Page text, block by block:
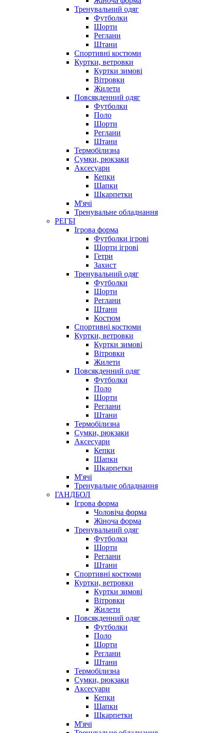
Тренувальний одяг
Футболки
Шорти
Реглани
Штани
Спортивні костюми
Куртки, ветровки
Куртки зимові
Вітровки
Жилети
Повсякденний одяг
Футболки
Поло
Шорти
Реглани
Штани
Термобілизна
Сумки, рюкзаки
Аксесуари
Кепки
Шапки
Шкарпетки
М'ячі
Тренувальне обладнання
РЕГБІ
Ігрова форма
Футболки ігрові
Шорти ігрові
Гетри
Захист
Тренувальний одяг
Футболки
Шорти
Реглани
Штани
Костюм
Спортивні костюми
Куртки, ветровки
Куртки зимові
Вітровки
Жилети
Повсякденний одяг
Футболки
Поло
Шорти
Реглани
Штани
Термобілизна
Сумки, рюкзаки
Аксесуари
Кепки
Шапки
Шкарпетки
М'ячі
Тренувальне обладнання
ГАНДБОЛ
Ігрова форма
Чоловіча форма
Жіноча форма
Тренувальний одяг
Футболки
Шорти
Реглани
Штани
Спортивні костюми
Куртки, ветровки
Куртки зимові
Вітровки
Жилети
Повсякденний одяг
Футболки
Поло
Шорти
Реглани
Штани
Термобілизна
Сумки, рюкзаки
Аксесуари
Кепки
Шапки
Шкарпетки
М'ячі